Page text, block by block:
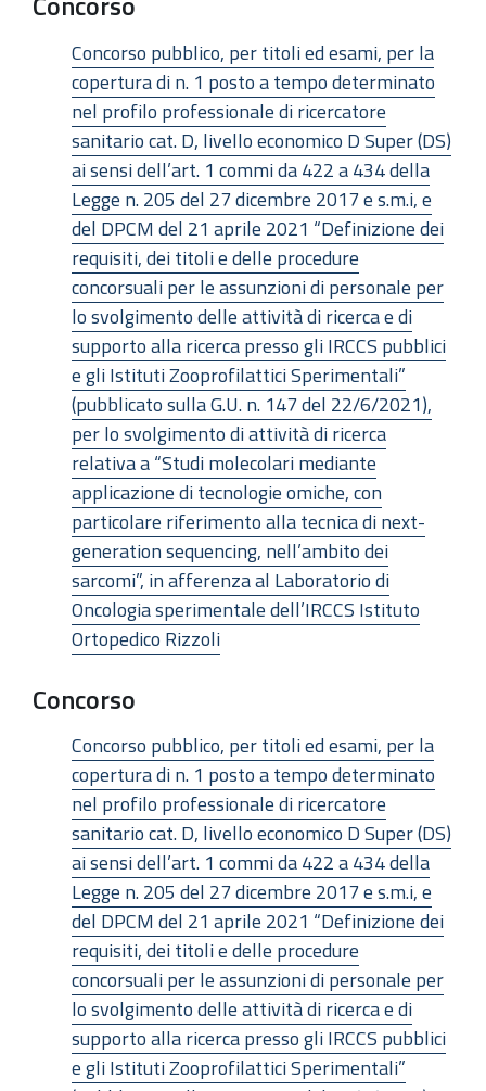
Concorso pubblico, per titoli ed esami, per la
copertura di n. 1 posto a tempo determinato
nel profilo professionale di ricercatore
sanitario cat. D, livello economico D Super (DS)
ai sensi dell’art. 1 commi da 422 a 434 della
Legge n. 205 del 27 dicembre 2017 e s.m.i, e
del DPCM del 21 aprile 2021 “Definizione dei
requisiti, dei titoli e delle procedure
concorsuali per le assunzioni di personale per
lo svolgimento delle attività di ricerca e di
supporto alla ricerca presso gli IRCCS pubblici
e gli Istituti Zooprofilattici Sperimentali”
(pubblicato sulla G.U. n. 147 del 22/6/2021),
per lo svolgimento di attività di ricerca
relativa a “Studi molecolari mediante
applicazione di tecnologie omiche, con
particolare riferimento alla tecnica di next-
generation sequencing, nell’ambito dei
sarcomi”, in afferenza al Laboratorio di
Oncologia sperimentale dell’IRCCS Istituto
Ortopedico Rizzoli
Concorso
Concorso pubblico, per titoli ed esami, per la
copertura di n. 1 posto a tempo determinato
nel profilo professionale di ricercatore
sanitario cat. D, livello economico D Super (DS)
ai sensi dell’art. 1 commi da 422 a 434 della
Legge n. 205 del 27 dicembre 2017 e s.m.i, e
del DPCM del 21 aprile 2021 “Definizione dei
requisiti, dei titoli e delle procedure
concorsuali per le assunzioni di personale per
lo svolgimento delle attività di ricerca e di
supporto alla ricerca presso gli IRCCS pubblici
e gli Istituti Zooprofilattici Sperimentali”